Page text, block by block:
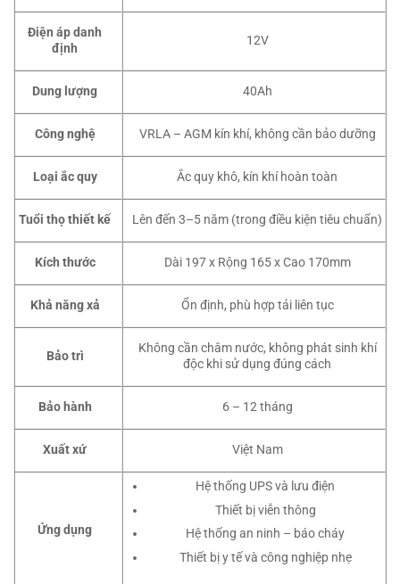
Điện áp danh
định
12V
Dung lượng 40Ah
Công nghệ VRLA – AGM kín khí, không cần bảo dưỡng
Loại ắc quy Ắc quy khô, kín khí hoàn toàn
Tuổi thọ thiết kế Lên đến 3–5 năm (trong điều kiện tiêu chuẩn)
Kích thước Dài 197 x Rộng 165 x Cao 170mm
Khả năng xả Ổn định, phù hợp tải liên tục
Bảo trì
Không cần châm nước, không phát sinh khí
độc khi sử dụng đúng cách
Bảo hành 6 – 12 tháng
Xuất xứ Việt Nam
Ứng dụng
Hệ thống UPS và lưu điện
Thiết bị viễn thông
Hệ thống an ninh – báo cháy
Thiết bị y tế và công nghiệp nhẹ